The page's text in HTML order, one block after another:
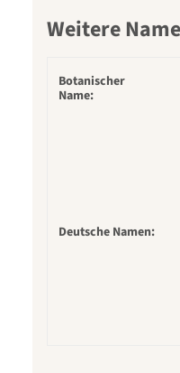
Weitere
Botanischer
Name:
Deutsche Namen: